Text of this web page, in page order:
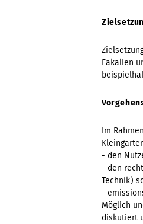
Fäkalien
Im
- den
- den
Technik)
-
Möglich
diskutiert